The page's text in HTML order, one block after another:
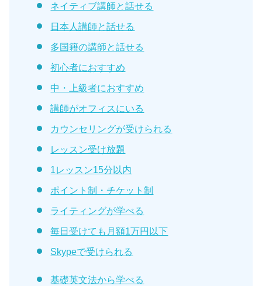
ネイティブ講師と話せる
日本人講師と話せる
多国籍の講師と話せる
初心者におすすめ
中・上級者におすすめ
講師がオフィスにいる
カウンセリングが受けられる
レッスン受け放題
1レッスン15分以内
ポイント制・チケット制
ライティングが学べる
毎日受けても月額1万円以下
Skypeで受けられる
基礎英文法から学べる